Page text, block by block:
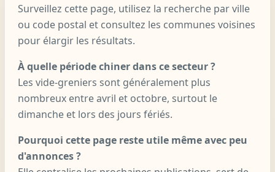
Surveillez cette page, utilisez la recherche par ville
ou code postal et consultez les communes voisines
pour élargir les résultats.
À quelle période chiner dans ce secteur ?
Les vide-greniers sont généralement plus
nombreux entre avril et octobre, surtout le
dimanche et lors des jours fériés.
Pourquoi cette page reste utile même avec peu
d'annonces ?